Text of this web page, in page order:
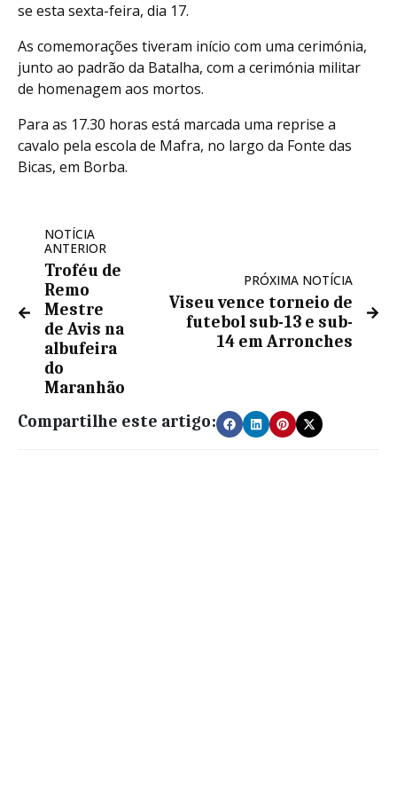
se esta sexta-feira, dia 17.
As comemorações tiveram início com uma cerimónia,
junto ao padrão da Batalha, com a cerimónia militar
de homenagem aos mortos.
Para as 17.30 horas está marcada uma reprise a
cavalo pela escola de Mafra, no largo da Fonte das
Bicas, em Borba.
NOTÍCIA
ANTERIOR
Troféu de
Remo
Mestre
de Avis na
albufeira
do
Maranhão
PRÓXIMA NOTÍCIA
Viseu vence torneio de
futebol sub-13 e sub-
14 em Arronches
Compartilhe este artigo: